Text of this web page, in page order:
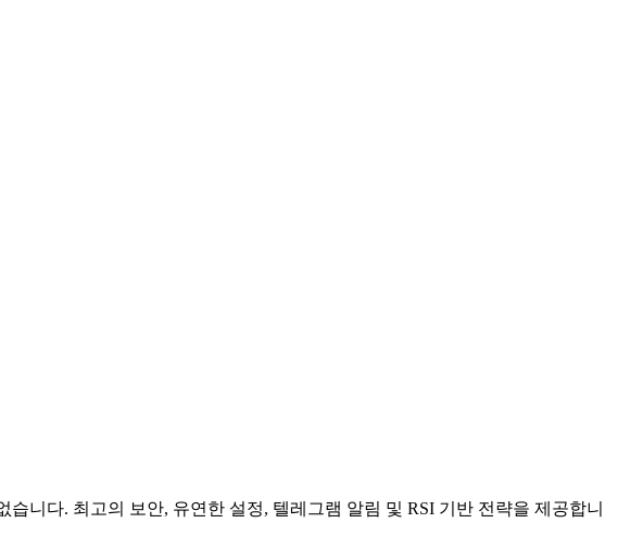
니다. 최고의 보안, 유연한 설정, 텔레그램 알림 및 RSI 기반 전략을 제공합니